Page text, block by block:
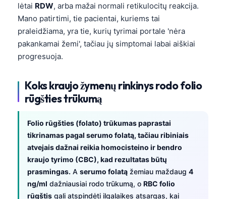
lėtai RDW, arba mažai normali retikulocitų reakcija.
Mano patirtimi, tie pacientai, kuriems tai
praleidžiama, yra tie, kurių tyrimai portale 'nėra
pakankamai žemi', tačiau jų simptomai labai aiškiai
progresuoja.
Koks kraujo žymenų rinkinys rodo folio
rūgšties trūkumą
Folio rūgšties (folato) trūkumas paprastai
tikrinamas pagal serumo folatą, tačiau ribiniais
atvejais dažnai reikia homocisteino ir bendro
kraujo tyrimo (CBC), kad rezultatas būtų
prasmingas. A serumo folatą žemiau maždaug 4
ng/ml dažniausiai rodo trūkumą, o RBC folio
rūgštis gali atspindėti ilgalaikes atsargas, kai